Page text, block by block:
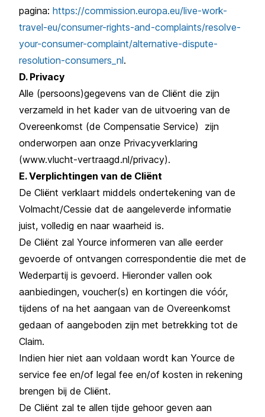
pagina: https://commission.europa.eu/live-work-
travel-eu/consumer-rights-and-complaints/resolve-
your-consumer-complaint/alternative-dispute-
resolution-consumers_nl.
D. Privacy
Alle (persoons)gegevens van de Cliënt die zijn
verzameld in het kader van de uitvoering van de
Overeenkomst (de Compensatie Service) zijn
onderworpen aan onze Privacyverklaring
(www.vlucht-vertraagd.nl/privacy).
E. Verplichtingen van de Cliënt
De Cliënt verklaart middels ondertekening van de
Volmacht/Cessie dat de aangeleverde informatie
juist, volledig en naar waarheid is.
De Cliënt zal Yource informeren van alle eerder
gevoerde of ontvangen correspondentie die met de
Wederpartij is gevoerd. Hieronder vallen ook
aanbiedingen, voucher(s) en kortingen die vóór,
tijdens of na het aangaan van de Overeenkomst
gedaan of aangeboden zijn met betrekking tot de
Claim.
Indien hier niet aan voldaan wordt kan Yource de
service fee en/of legal fee en/of kosten in rekening
brengen bij de Cliënt.
De Cliënt zal te allen tijde gehoor geven aan